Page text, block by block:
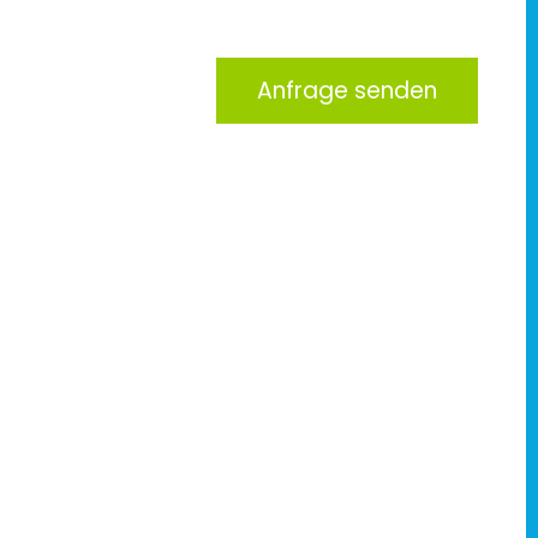
Anfrage senden